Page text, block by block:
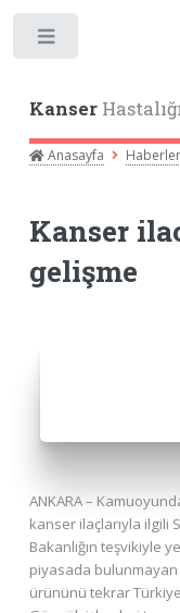
Kanser
Anasayfa Haberler
Kanser
gelişme
ANKARA –
kanser ilaçlarıyla ilgili
Bakanlığın teşvikiyle
piyasada
ürününü tekrar